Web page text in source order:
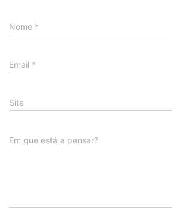
Nome *
Email *
Site
Em que está a pensar?